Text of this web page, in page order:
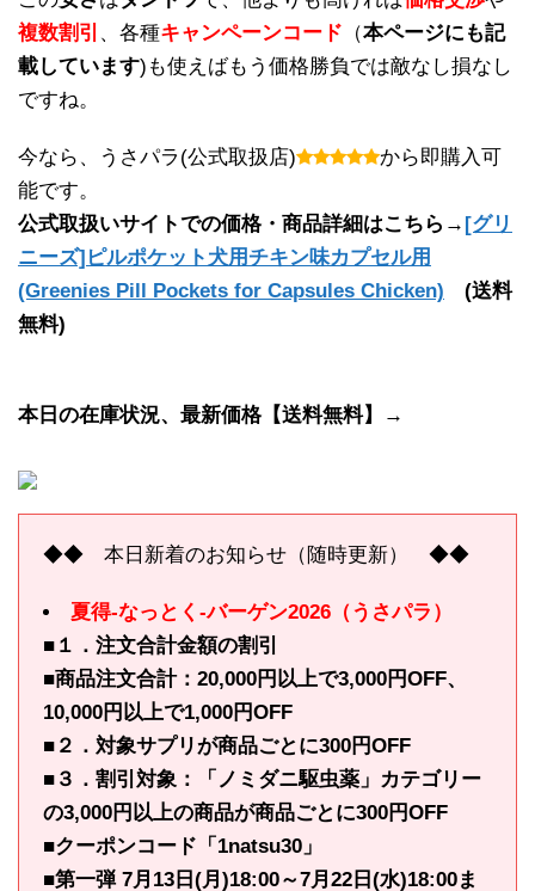
複数割引 、各種キャンペーンコード （本ページにも記
載しています)も使えばもう価格勝負では敵なし損なし
ですね。
今なら、うさパラ(公式取扱店)
から即購入可
能です。
公式取扱いサイトでの価格・商品詳細はこちら→ [グリ
ニーズ]ピルポケット犬用チキン味カプセル用
(Greenies Pill Pockets for Capsules Chicken) (送料
無料)
本日の在庫状況、最新価格【送料無料】→
◆◆ 本日新着のお知らせ（随時更新） ◆◆
夏得-なっとく-バーゲン2026（うさパラ）
■１．注文合計金額の割引
■商品注文合計：20,000円以上で3,000円OFF、
10,000円以上で1,000円OFF
■２．対象サプリが商品ごとに300円OFF
■３．割引対象：「ノミダニ駆虫薬」カテゴリー
の3,000円以上の商品が商品ごとに300円OFF
■クーポンコード「1natsu30」
■第一弾 7月13日(月)18:00～7月22日(水)18:00ま